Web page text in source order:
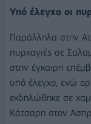
Υπό έλεγχο οι
Παράλληλα στην
πυρκαγιές σε
στην έγκαιρη
υπό έλεγχο, ενώ
εκδηλώθηκε σε
Κάτσαρη στον